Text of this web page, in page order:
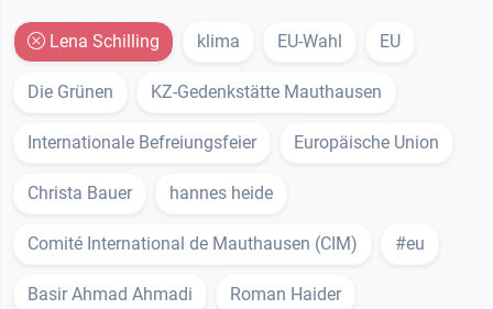
Lena Schilling klima EU-Wahl EU
Die Grünen KZ-Gedenkstätte Mauthausen
Internationale Befreiungsfeier Europäische Union
Christa Bauer hannes heide
Comité International de Mauthausen (CIM) #eu
Basir Ahmad Ahmadi Roman Haider